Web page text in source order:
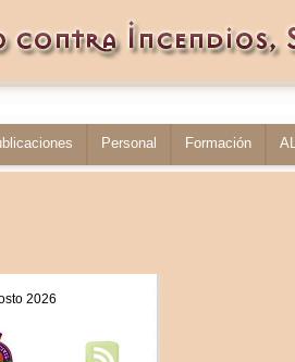
Personal Formación
2026